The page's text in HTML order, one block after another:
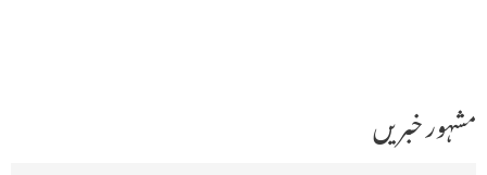
مشہور خبریں